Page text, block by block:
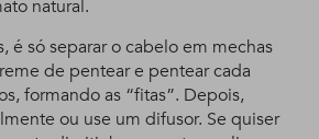
natural.
é só separar o cabelo em mechas
de pentear e pentear cada
formando as “fitas”. Depois,
ou use um difusor. Se quiser